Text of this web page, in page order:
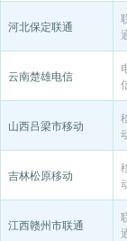
河北保定联通
云南楚雄电信
山西吕梁市移动
吉林松原移动
江西赣州市联通